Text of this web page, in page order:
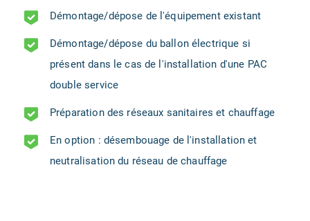
Démontage/dépose de l'équipement existant
Démontage/dépose du ballon électrique si
présent dans le cas de l'installation d'une PAC
double service
Préparation des réseaux sanitaires et chauffage
En option : désembouage de l'installation et
neutralisation du réseau de chauffage